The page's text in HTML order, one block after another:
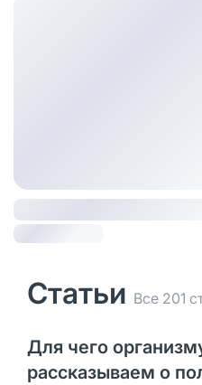
Статьи Все 201
Для чего
рассказываем о